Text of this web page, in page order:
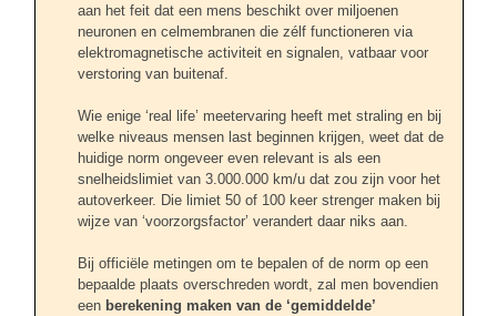
aan het feit dat een mens beschikt over miljoenen
neuronen en celmembranen die zélf functioneren via
elektromagnetische activiteit en signalen, vatbaar voor
verstoring van buitenaf.
Wie enige ‘real life’ meetervaring heeft met straling en bij
welke niveaus mensen last beginnen krijgen, weet dat de
huidige norm ongeveer even relevant is als een
snelheidslimiet van 3.000.000 km/u dat zou zijn voor het
autoverkeer. Die limiet 50 of 100 keer strenger maken bij
wijze van ‘voorzorgsfactor’ verandert daar niks aan.
Bij officiële metingen om te bepalen of de norm op een
bepaalde plaats overschreden wordt, zal men bovendien
een berekening maken van de ‘gemiddelde’